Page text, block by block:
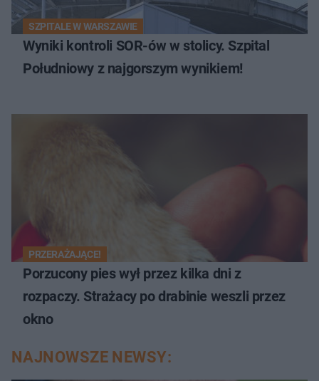
SZPITALE W WARSZAWIE
Wyniki kontroli SOR-ów w stolicy. Szpital
Południowy z najgorszym wynikiem!
PRZERAŻAJĄCE!
Porzucony pies wył przez kilka dni z
rozpaczy. Strażacy po drabinie weszli przez
okno
NAJNOWSZE NEWSY: